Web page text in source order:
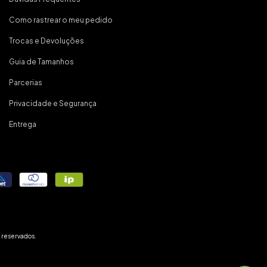
Como rastrear o meu pedido
Trocas e Devoluções
Guia de Tamanhos
Parcerias
Privacidade e Segurança
Entrega